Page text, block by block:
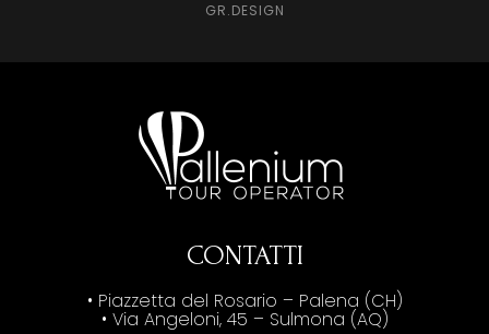
GR.DESIGN
CONTATTI
• Piazzetta del Rosario – Palena (CH)
• Via Angeloni, 45 – Sulmona (AQ)